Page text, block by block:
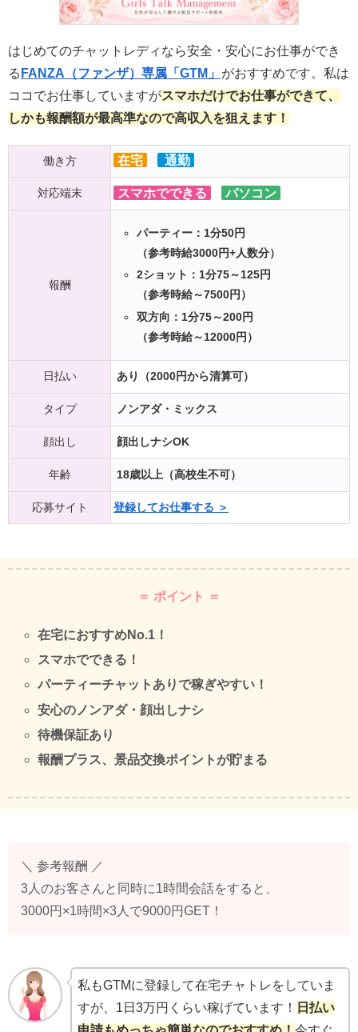
はじめてのチャットレディなら安全・安心にお仕事ができ
る FANZA（ファンザ）専属「GTM」 がおすすめです。私は
ココでお仕事していますがスマホだけでお仕事ができて、
しかも報酬額が最高準なので高収入を狙えます！
働き方 在宅 通勤
対応端末 スマホでできる パソコン
報酬
パーティー：1分50円
（参考時給3000円+人数分）
2ショット：1分75～125円
（参考時給～7500円）
双方向：1分75～200円
（参考時給～12000円）
日払い あり（2000円から清算可）
タイプ ノンアダ・ミックス
顔出し 顔出しナシOK
年齢 18歳以上（高校生不可）
応募サイト 登録してお仕事する ＞
＝ ポイント ＝
在宅におすすめNo.1！
スマホでできる！
パーティーチャットありで稼ぎやすい！
安心のノンアダ・顔出しナシ
待機保証あり
報酬プラス、景品交換ポイントが貯まる
＼ 参考報酬 ／
3人のお客さんと同時に1時間会話をすると、
3000円×1時間×3人で9000円GET！
私もGTMに登録して在宅チャトレをしていま
すが、1日3万円くらい稼げています！
日払い